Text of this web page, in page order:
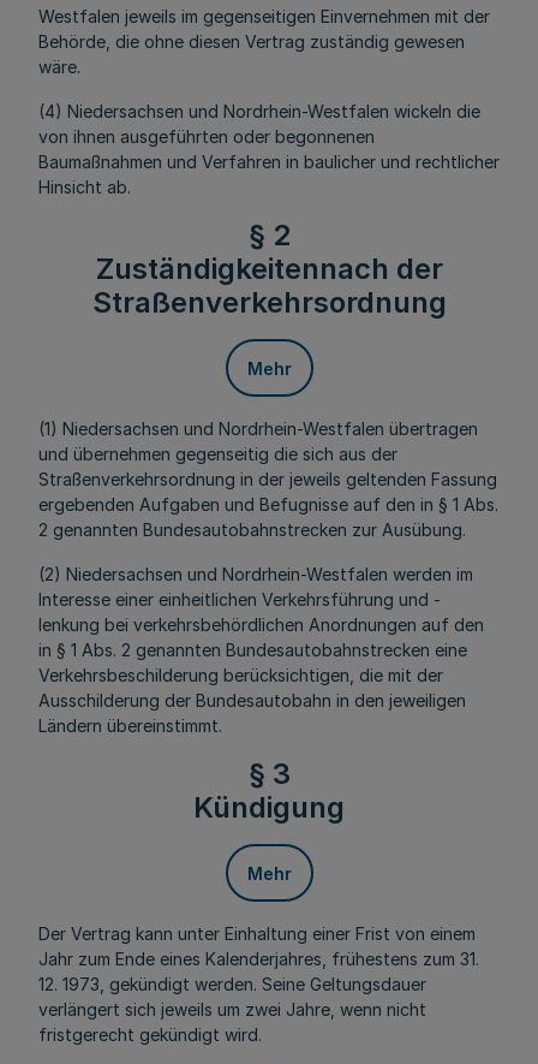
Westfalen jeweils im gegenseitigen Einvernehmen mit der
Behörde, die ohne diesen Vertrag zuständig gewesen
wäre.
(4) Niedersachsen und Nordrhein-Westfalen wickeln die
von ihnen ausgeführten oder begonnenen
Baumaßnahmen und Verfahren in baulicher und rechtlicher
Hinsicht ab.
§ 2
Zuständigkeitennach der
Straßenverkehrsordnung
Mehr
(1) Niedersachsen und Nordrhein-Westfalen übertragen
und übernehmen gegenseitig die sich aus der
Straßenverkehrsordnung in der jeweils geltenden Fassung
ergebenden Aufgaben und Befugnisse auf den in § 1 Abs.
2 genannten Bundesautobahnstrecken zur Ausübung.
(2) Niedersachsen und Nordrhein-Westfalen werden im
Interesse einer einheitlichen Verkehrsführung und -
lenkung bei verkehrsbehördlichen Anordnungen auf den
in § 1 Abs. 2 genannten Bundesautobahnstrecken eine
Verkehrsbeschilderung berücksichtigen, die mit der
Ausschilderung der Bundesautobahn in den jeweiligen
Ländern übereinstimmt.
§ 3
Kündigung
Mehr
Der Vertrag kann unter Einhaltung einer Frist von einem
Jahr zum Ende eines Kalenderjahres, frühestens zum 31.
12. 1973, gekündigt werden. Seine Geltungsdauer
verlängert sich jeweils um zwei Jahre, wenn nicht
fristgerecht gekündigt wird.